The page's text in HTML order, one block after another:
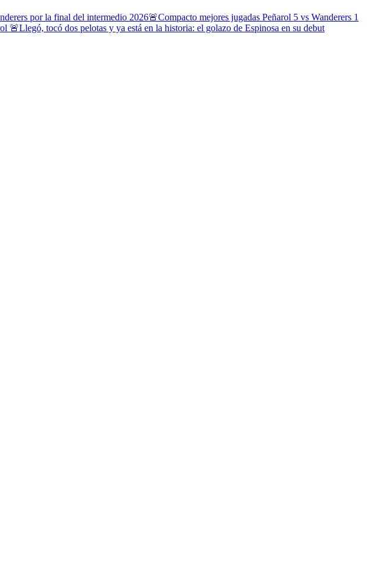
por la final del intermedio 2026🚨Compacto mejores jugadas Peñarol 5 vs Wanderers 1
🚨Llegó, tocó dos pelotas y ya está en la historia: el golazo de Espinosa en su debut